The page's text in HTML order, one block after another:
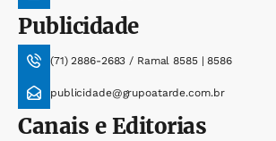
Publicidade
(71) 2886-2683 / Ramal 8585 | 8586
publicidade@grupoatarde.com.br
Canais e Editorias